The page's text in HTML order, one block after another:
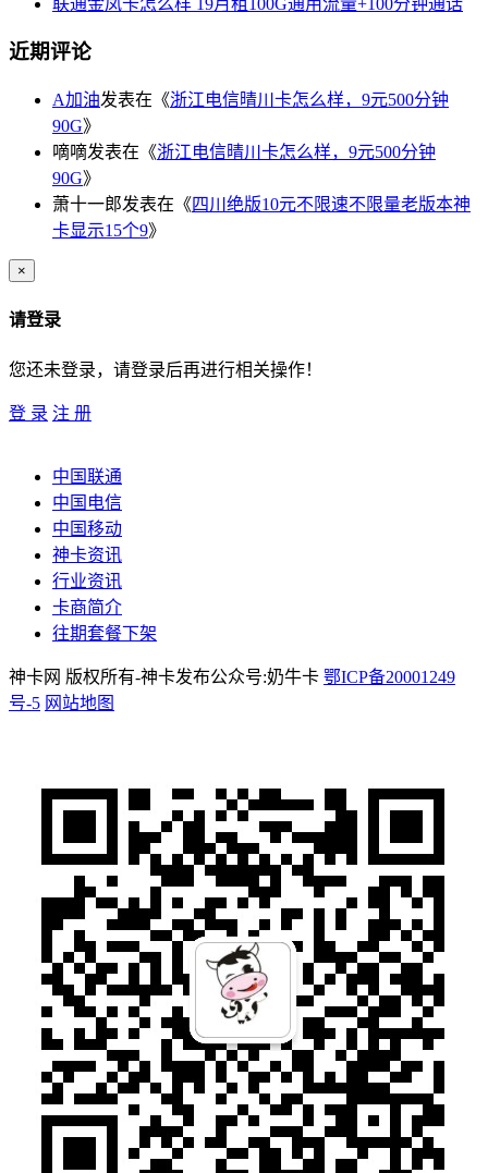
近期评论
A加油发表在《浙江电信晴川卡怎么样，9元500分钟
90G》
嘀嘀发表在《浙江电信晴川卡怎么样，9元500分钟
90G》
萧十一郎发表在《四川绝版10元不限速不限量老版本神
卡显示15个9》
×
请登录
您还未登录，请登录后再进行相关操作！
登 录 注 册
中国联通
中国电信
中国移动
神卡资讯
行业资讯
卡商简介
往期套餐下架
神卡网 版权所有-神卡发布公众号:奶牛卡 鄂ICP备20001249
号-5 网站地图